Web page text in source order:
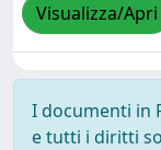
Visualizza/Apri
I documenti in
e tutti i diritti